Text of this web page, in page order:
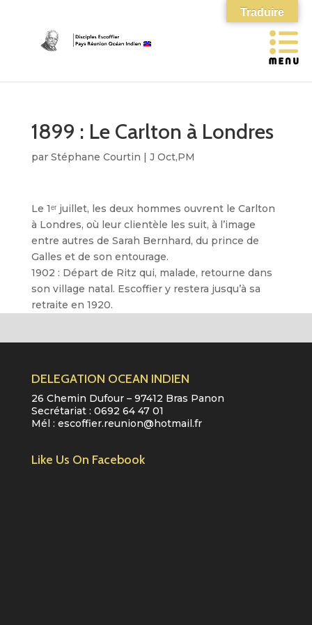
1899 : Le Carlton à Londres
par Stéphane Courtin | J Oct,PM
Le 1ᵉʳ juillet, les deux hommes ouvrent le Carlton
à Londres, où leur clientèle les suit, à l’image
entre autres de Sarah Bernhard, du prince de
Galles et de son entourage.
1902 : Départ de Ritz qui, malade, retourne dans
son village natal. Escoffier y restera jusqu’à sa
retraite en 1920.
DELEGATION OCEAN INDIEN
26 Chemin Dufour – 97412 Bras Panon
Secrétariat : 0692 64 47 01
Mél : escoffier.reunion@hotmail.fr
Like Us On Facebook
Traduire